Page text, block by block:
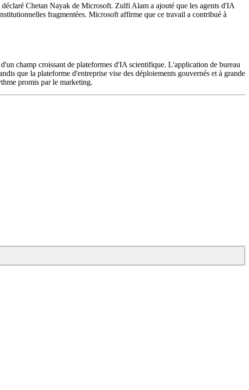
Chetan Nayak de Microsoft. Zulfi Alam a ajouté que les agents d'IA
fragmentées. Microsoft affirme que ce travail a contribué à
champ croissant de plateformes d'IA scientifique. L'application de bureau
que la plateforme d'entreprise vise des déploiements gouvernés et à grande
promis par le marketing.